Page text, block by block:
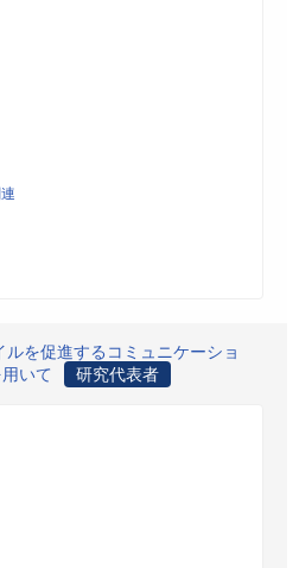
を促進するコミュニケーショ
いて
研究代表者